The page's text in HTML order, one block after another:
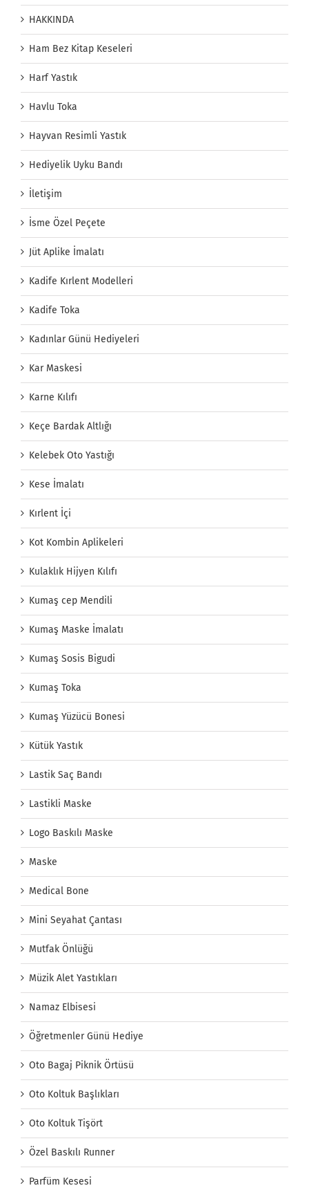
HAKKINDA
Ham Bez Kitap Keseleri
Harf Yastık
Havlu Toka
Hayvan Resimli Yastık
Hediyelik Uyku Bandı
İletişim
İsme Özel Peçete
Jüt Aplike İmalatı
Kadife Kırlent Modelleri
Kadife Toka
Kadınlar Günü Hediyeleri
Kar Maskesi
Karne Kılıfı
Keçe Bardak Altlığı
Kelebek Oto Yastığı
Kese İmalatı
Kırlent İçi
Kot Kombin Aplikeleri
Kulaklık Hijyen Kılıfı
Kumaş cep Mendili
Kumaş Maske İmalatı
Kumaş Sosis Bigudi
Kumaş Toka
Kumaş Yüzücü Bonesi
Kütük Yastık
Lastik Saç Bandı
Lastikli Maske
Logo Baskılı Maske
Maske
Medical Bone
Mini Seyahat Çantası
Mutfak Önlüğü
Müzik Alet Yastıkları
Namaz Elbisesi
Öğretmenler Günü Hediye
Oto Bagaj Piknik Örtüsü
Oto Koltuk Başlıkları
Oto Koltuk Tişört
Özel Baskılı Runner
Parfüm Kesesi